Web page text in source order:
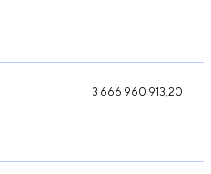
3 666 960 913,20